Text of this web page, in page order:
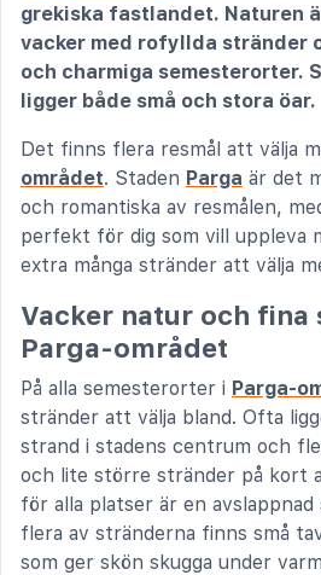
grekiska fastlandet. Naturen
vacker med rofyllda stränder
och charmiga semesterorter.
ligger både små och stora öar.
Det finns flera resmål att välja
området. Staden Parga är det
och romantiska av resmålen,
perfekt för dig som vill uppleva
extra många stränder att välja
Vacker natur och fina
Parga-området
På alla semesterorter i Parga-
stränder att välja bland. Ofta
strand i stadens centrum och
och lite större stränder på kort
för alla platser är en
flera av stränderna finns små
som ger skön skugga under